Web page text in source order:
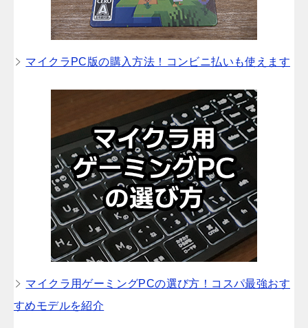
マイクラPC版の購入方法！コンビニ払いも使えます
マイクラ用ゲーミングPCの選び方！コスパ最強おす
すめモデルを紹介